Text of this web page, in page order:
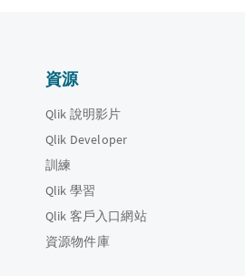
資源
Qlik 說明影片
Qlik Developer
訓練
Qlik 學習
Qlik 客戶入口網站
資源物件庫